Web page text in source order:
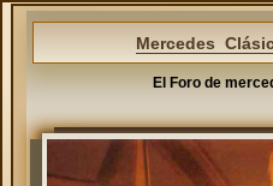
Mercedes
El Foro de